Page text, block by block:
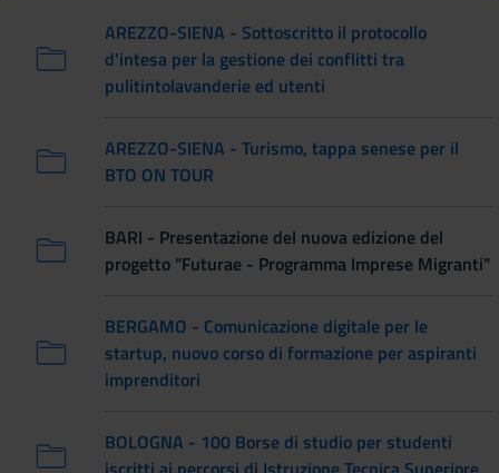
AREZZO-SIENA - Sottoscritto il protocollo
d'intesa per la gestione dei conflitti tra
pulitintolavanderie ed utenti
AREZZO-SIENA - Turismo, tappa senese per il
BTO ON TOUR
BARI - Presentazione del nuova edizione del
progetto "Futurae - Programma Imprese Migranti"
BERGAMO - Comunicazione digitale per le
startup, nuovo corso di formazione per aspiranti
imprenditori
BOLOGNA - 100 Borse di studio per studenti